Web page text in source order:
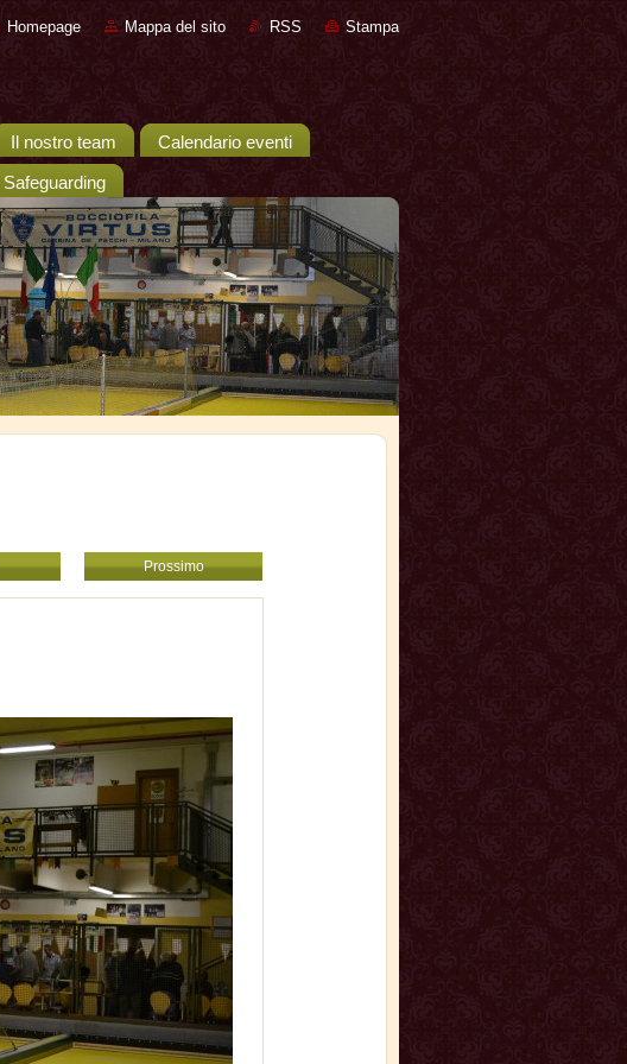
Homepage Mappa del sito RSS Stampa
Il nostro team Calendario eventi
Safeguarding
Prossimo